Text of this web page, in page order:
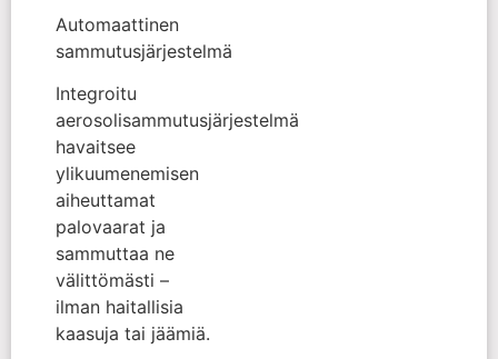
Automaattinen
sammutusjärjestelmä
Integroitu
aerosolisammutusjärjestelmä
havaitsee
ylikuumenemisen
aiheuttamat
palovaarat ja
sammuttaa ne
välittömästi –
ilman haitallisia
kaasuja tai jäämiä.